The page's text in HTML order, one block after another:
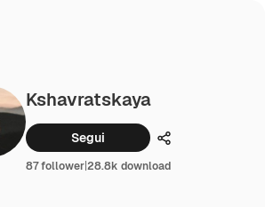
Kshavratskaya
Segui Condividi
87 follower|28.8k download